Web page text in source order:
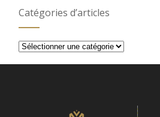
Catégories d’articles
Catégories